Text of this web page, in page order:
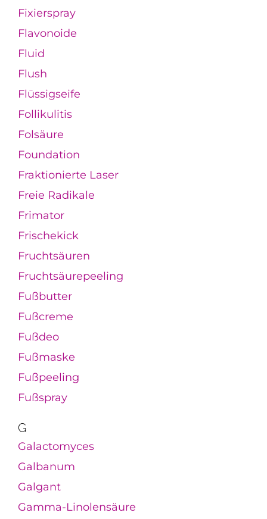
Fixierspray
Flavonoide
Fluid
Flush
Flüssigseife
Follikulitis
Folsäure
Foundation
Fraktionierte Laser
Freie Radikale
Frimator
Frischekick
Fruchtsäuren
Fruchtsäurepeeling
Fußbutter
Fußcreme
Fußdeo
Fußmaske
Fußpeeling
Fußspray
G
Galactomyces
Galbanum
Galgant
Gamma-Linolensäure